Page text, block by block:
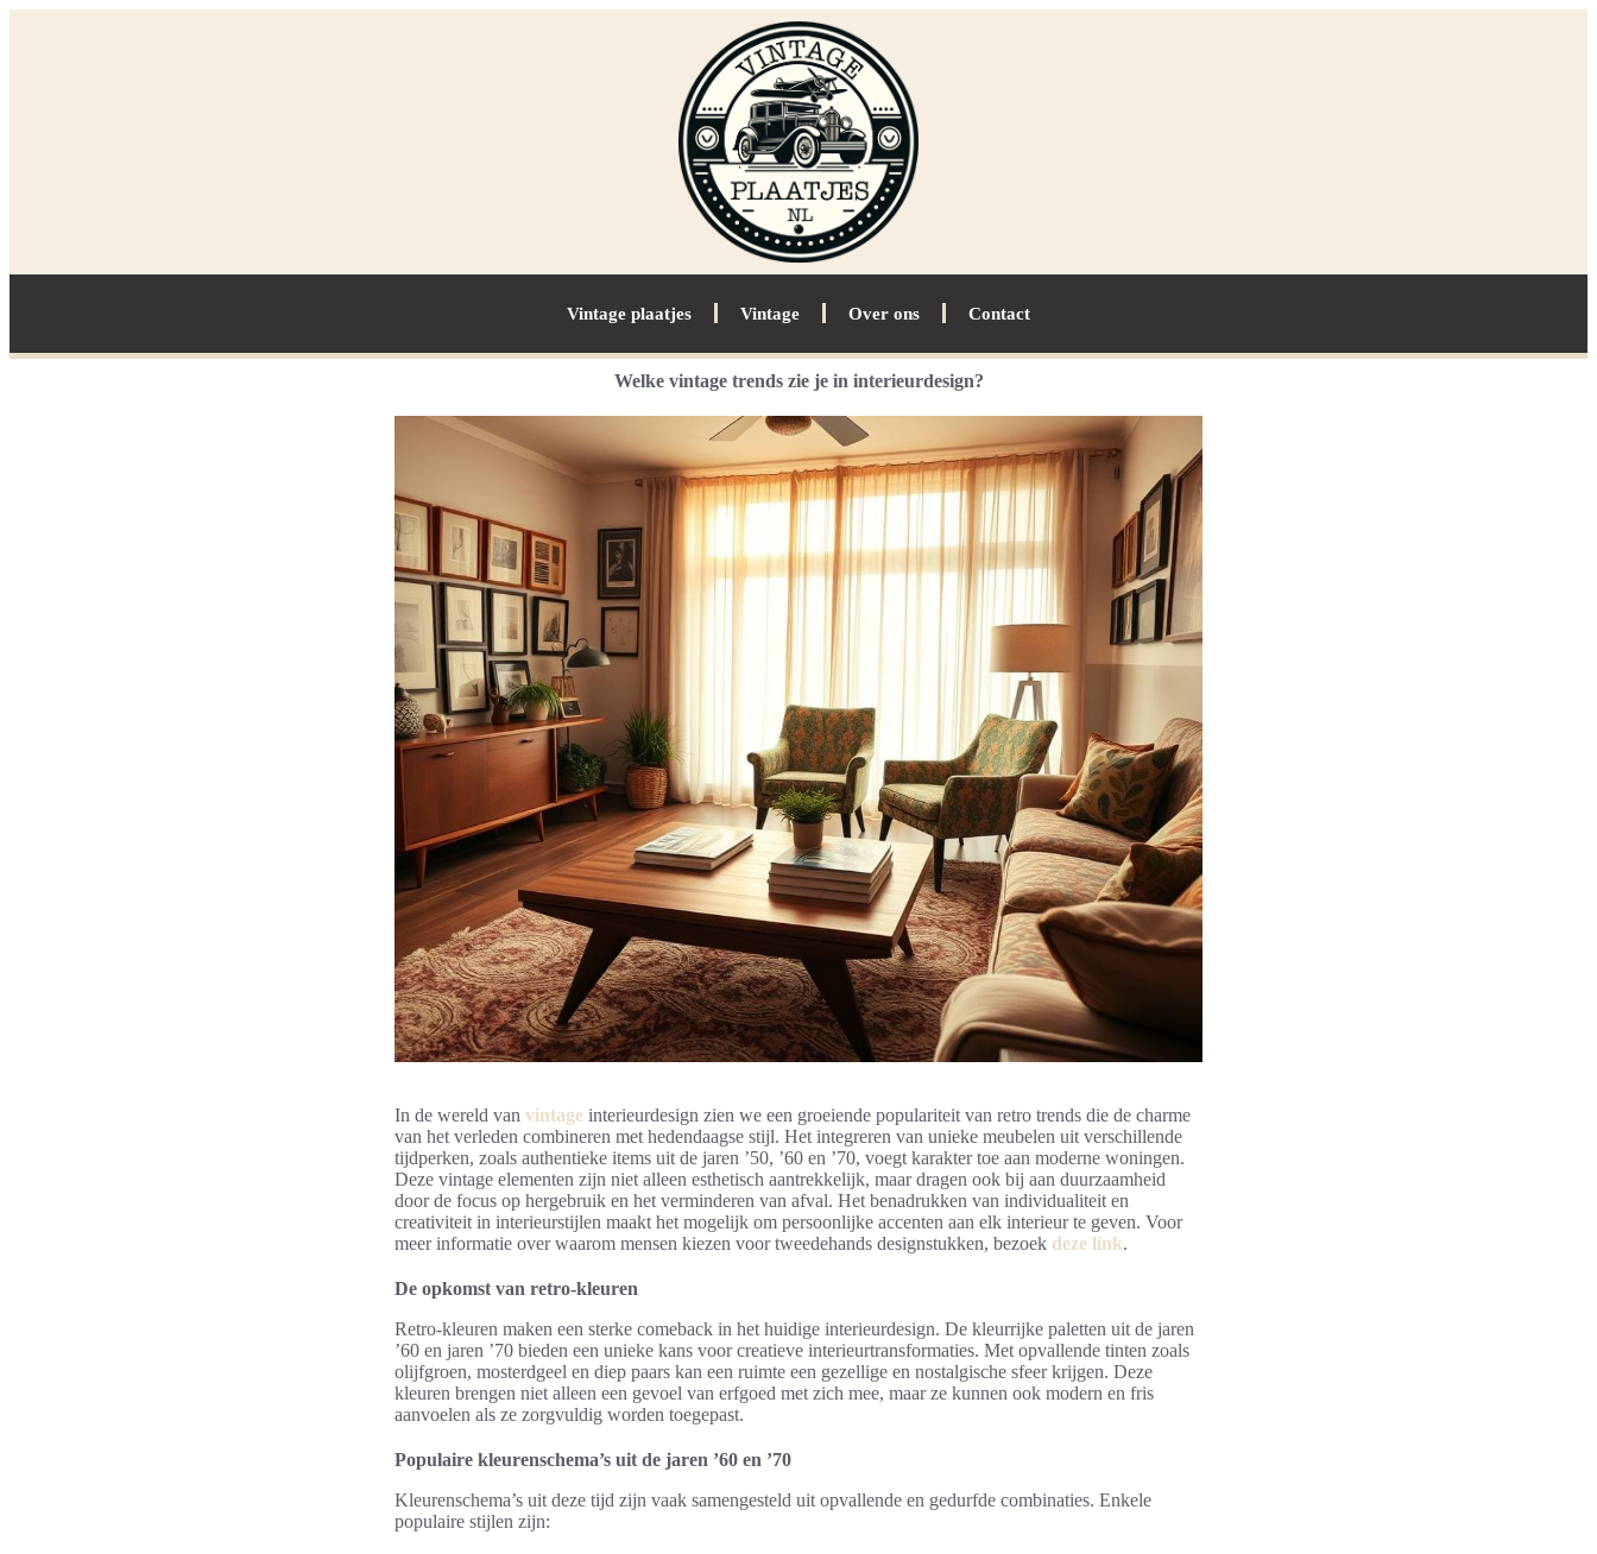
Vintage plaatjes Vintage Over ons Contact
Welke vintage trends zie je in interieurdesign?
In de wereld van vintage interieurdesign zien we een groeiende populariteit van retro trends die de charme
van het verleden combineren met hedendaagse stijl. Het integreren van unieke meubelen uit verschillende
tijdperken, zoals authentieke items uit de jaren ’50, ’60 en ’70, voegt karakter toe aan moderne woningen.
Deze vintage elementen zijn niet alleen esthetisch aantrekkelijk, maar dragen ook bij aan duurzaamheid
door de focus op hergebruik en het verminderen van afval. Het benadrukken van individualiteit en
creativiteit in interieurstijlen maakt het mogelijk om persoonlijke accenten aan elk interieur te geven. Voor
meer informatie over waarom mensen kiezen voor tweedehands designstukken, bezoek deze link.
De opkomst van retro-kleuren
Retro-kleuren maken een sterke comeback in het huidige interieurdesign. De kleurrijke paletten uit de jaren
’60 en jaren ’70 bieden een unieke kans voor creatieve interieurtransformaties. Met opvallende tinten zoals
olijfgroen, mosterdgeel en diep paars kan een ruimte een gezellige en nostalgische sfeer krijgen. Deze
kleuren brengen niet alleen een gevoel van erfgoed met zich mee, maar ze kunnen ook modern en fris
aanvoelen als ze zorgvuldig worden toegepast.
Populaire kleurenschema’s uit de jaren ’60 en ’70
Kleurenschema’s uit deze tijd zijn vaak samengesteld uit opvallende en gedurfde combinaties. Enkele
populaire stijlen zijn: